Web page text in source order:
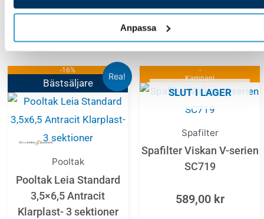
Anpassa
Lägg till i varukorg
Rea!
-16%
Bästsäljare
Pooltak
Pooltak Leia Standard
3,5×6,5 Antracit
Klarplast- 3 sektioner
Det
ursprungliga
priset
var:
900,00 kr.
Det
nuvarande
priset
är:
900,00 kr.
-
Kampanj
SLUT I LAGER
Spafilter
Spafilter Viskan V-serien
SC719
589,00 kr